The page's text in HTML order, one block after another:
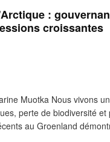
:
croissantes
Muotka Nous vivons
perte de biodiversité et
au Groenland